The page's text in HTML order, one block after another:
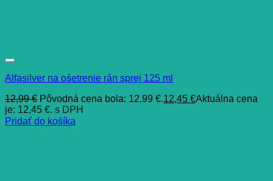
Alfasilver na ošetrenie rán sprej 125 ml
12,99€ Pôvodná cena bola: 12,99 €.12,45 €Aktuálna cena
je: 12,45 €. s DPH
Pridať do košíka